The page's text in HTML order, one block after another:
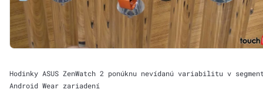
Hodinky ASUS ZenWatch 2 ponúknu nevídanú variabilitu v
Android Wear zariadení